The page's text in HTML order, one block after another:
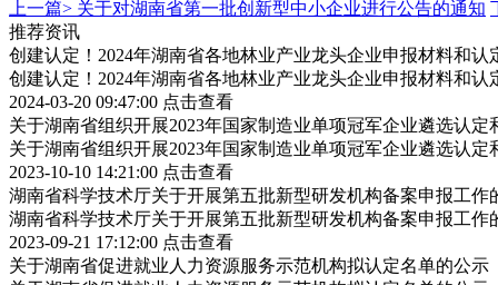
上一篇> 关于对湖南省第一批创新型中小企业进行公告的通知
推荐资讯
创建认定！2024年湖南省各地林业产业龙头企业申报材料和认
创建认定！2024年湖南省各地林业产业龙头企业申报材料和认
2024-03-20 09:47:00 点击查看
关于湖南省组织开展2023年国家制造业单项冠军企业遴选认定
关于湖南省组织开展2023年国家制造业单项冠军企业遴选认定
2023-10-10 14:21:00 点击查看
湖南省科学技术厅关于开展第五批新型研发机构备案申报工作
湖南省科学技术厅关于开展第五批新型研发机构备案申报工作
2023-09-21 17:12:00 点击查看
关于湖南省促进就业人力资源服务示范机构拟认定名单的公示